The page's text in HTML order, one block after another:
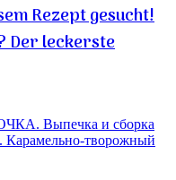
Rezept gesucht!
Der leckerste